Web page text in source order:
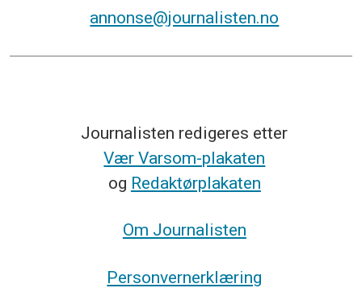
annonse@journalisten.no
Journalisten redigeres etter
Vær Varsom-plakaten
og Redaktørplakaten
Om Journalisten
Personvernerklæring